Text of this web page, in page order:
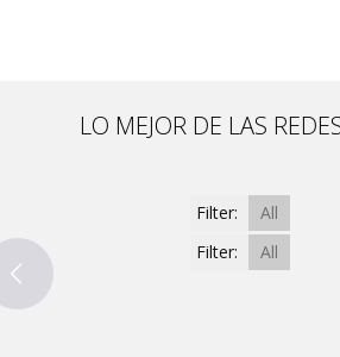
LO MEJOR DE LAS
Filter:
All
Filter:
All